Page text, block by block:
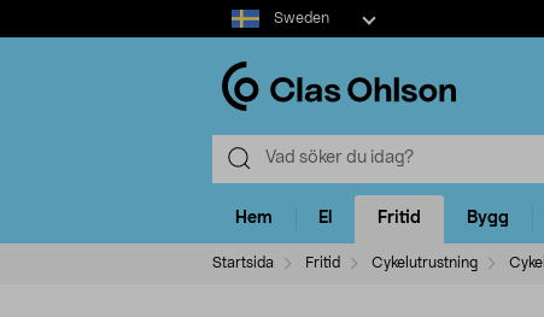
Select
market
Sweden
Hem El Fritid Bygg
Startsida Fritid Cykelutrustning